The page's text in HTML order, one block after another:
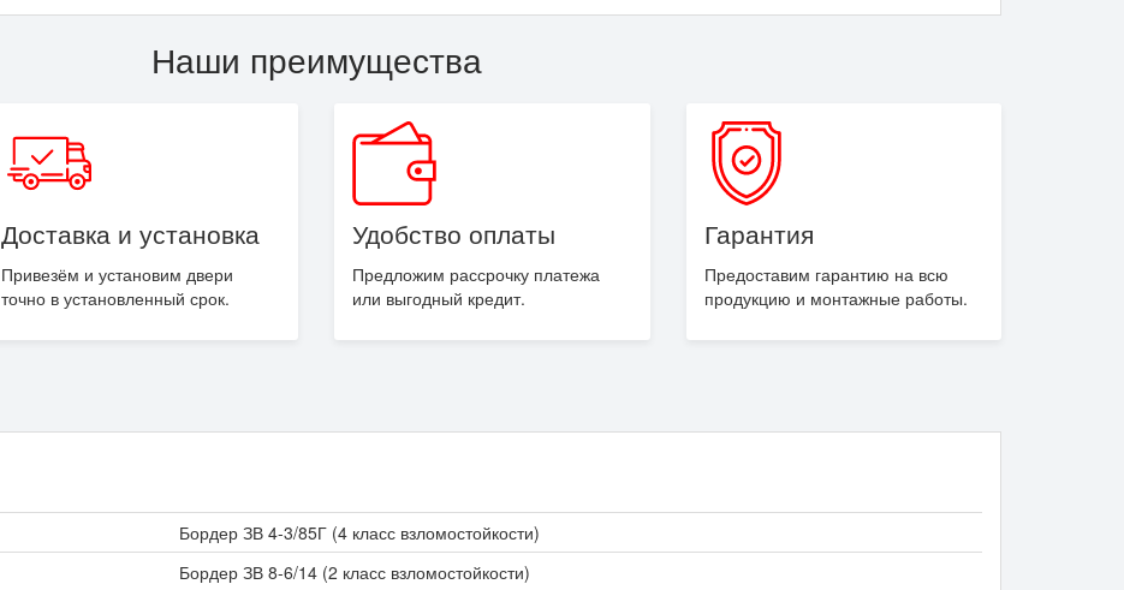
Наши преимущества
Доставка и установка
Привезём и установим двери
точно в установленный срок.
Удобство оплаты
Предложим рассрочку платежа
или выгодный кредит.
Гарантия
Предоставим гарантию на всю
продукцию и монтажные работы.
Бордер ЗВ 4-3/85Г (4 класс взломостойкости)
Бордер ЗВ 8-6/14 (2 класс взломостойкости)